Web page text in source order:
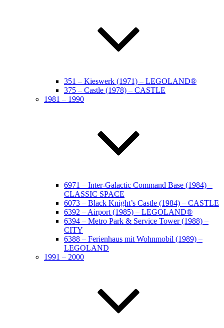
351 – Kieswerk (1971) – LEGOLAND®
375 – Castle (1978) – CASTLE
1981 – 1990
6971 – Inter-Galactic Command Base (1984) –
CLASSIC SPACE
6073 – Black Knight’s Castle (1984) – CASTLE
6392 – Airport (1985) – LEGOLAND®
6394 – Metro Park & Service Tower (1988) –
CITY
6388 – Ferienhaus mit Wohnmobil (1989) –
LEGOLAND
1991 – 2000